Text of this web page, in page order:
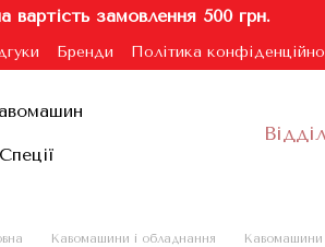
вартість замовлення 500 грн.
Бренди
Політика
Спеції
Кавомашини і обладнання Кавомашини